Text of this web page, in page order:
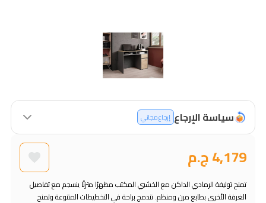
سياسة الإرجاع إرجاع مجاني
4,179 ج.م
تمنح توليفة الرمادي الداكن مع الخشبي المكتب مظهرًا متزنًا ينسجم مع تفاصيل
الغرفة الأخرى بطابع مرن ومنظم. تندمج براحة في التخطيطات المتنوعة وتمنح